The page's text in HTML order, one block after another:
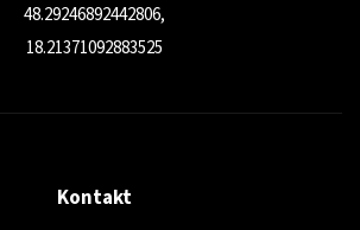
48.29246892442806,
18.21371092883525
Kontakt